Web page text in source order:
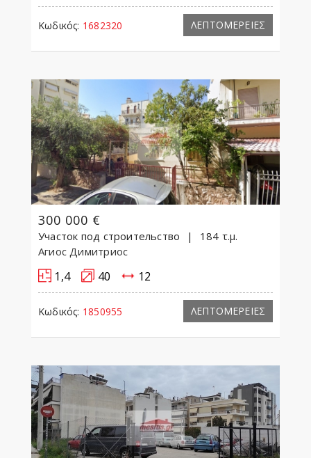
Κωδικός: 1682320 ΛΕΠΤΟΜΕΡΕΙΕΣ
300 000 €
Участок под строительство
184 τ.μ.
Агиос Димитриос
1,4 40 12
Κωδικός: 1850955 ΛΕΠΤΟΜΕΡΕΙΕΣ